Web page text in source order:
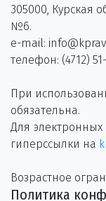
305000, Курская
№6.
e-mail:
телефон: (4712)
При
обязательна.
Для
гиперссылки на
Возрастное
Политика